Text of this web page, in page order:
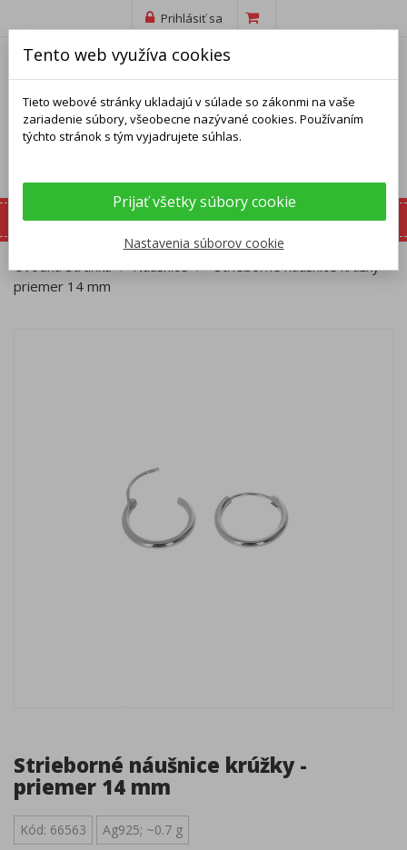
Prihlásiť sa
Úvodná stránka Náušnice
Strieborné náušnice krúžky -
priemer 14 mm
Strieborné náušnice krúžky -
priemer 14 mm
Kód: 66563 Ag925; ~0.7 g
Tento web využíva cookies
Tieto webové stránky ukladajú v súlade so zákonmi na vaše
zariadenie súbory, všeobecne nazývané cookies. Používaním
týchto stránok s tým vyjadrujete súhlas.
Prijať všetky súbory cookie
Nastavenia súborov cookie